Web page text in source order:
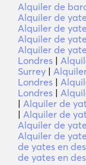
Alquiler de
Alquiler de
Alquiler de
Alquiler de
Alquiler de
Londres |
Surrey |
Londres |
Londres |
| Alquiler de
| Alquiler de
Alquiler de
Alquiler de
de yates en
de yates en